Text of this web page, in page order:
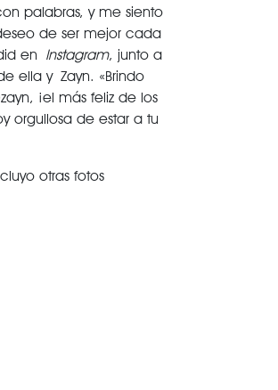
palabras, y me siento
de ser mejor cada
en Instagram, junto a
ella y Zayn. «Brindo
¡el más feliz de los
orgullosa de estar a tu
otras fotos